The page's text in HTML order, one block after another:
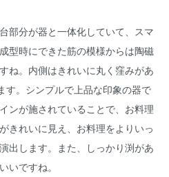
部分が器と一体化していて、スマ
型時にできた筋の模様からは陶磁
ね。内側はきれいに丸く窪みがあ
す。シンプルで上品な印象の器で
ンが施されていることで、お料理
きれいに見え、お料理をよりいっ
出します。また、しっかり渕があ
いですね。